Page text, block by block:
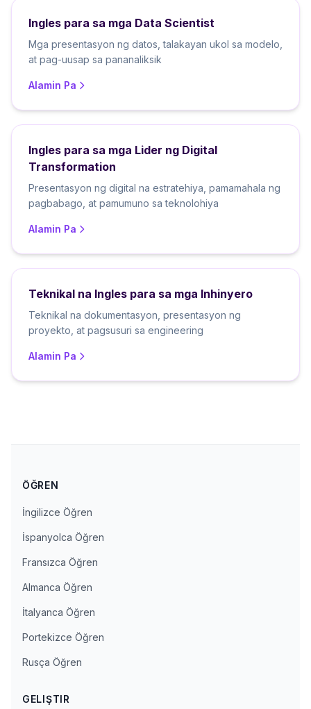
Ingles para sa mga Data Scientist
Mga presentasyon ng datos, talakayan ukol sa modelo,
at pag-uusap sa pananaliksik
Alamin Pa
Ingles para sa mga Lider ng Digital
Transformation
Presentasyon ng digital na estratehiya, pamamahala ng
pagbabago, at pamumuno sa teknolohiya
Alamin Pa
Teknikal na Ingles para sa mga Inhinyero
Teknikal na dokumentasyon, presentasyon ng
proyekto, at pagsusuri sa engineering
Alamin Pa
ÖĞREN
İngilizce Öğren
İspanyolca Öğren
Fransızca Öğren
Almanca Öğren
İtalyanca Öğren
Portekizce Öğren
Rusça Öğren
GELIŞTIR